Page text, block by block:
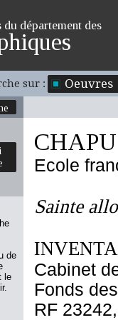
département des
sur : Oeuvres
de
le
Ecole
Sainte
Cabinet
Fonds
RF